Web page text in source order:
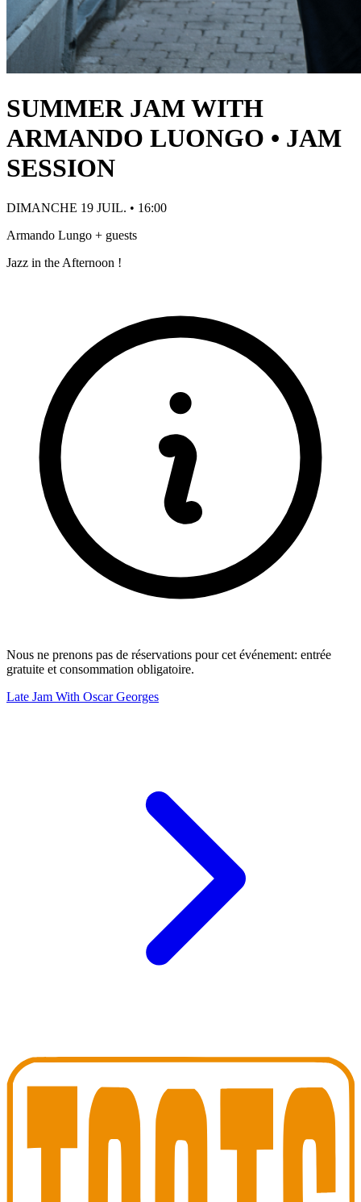
SUMMER JAM WITH
ARMANDO LUONGO • JAM
SESSION
DIMANCHE 19 JUIL. • 16:00
Armando Lungo + guests
Jazz in the Afternoon !
Nous ne prenons pas de réservations pour cet événement: entrée
gratuite et consommation obligatoire.
Late Jam With Oscar Georges